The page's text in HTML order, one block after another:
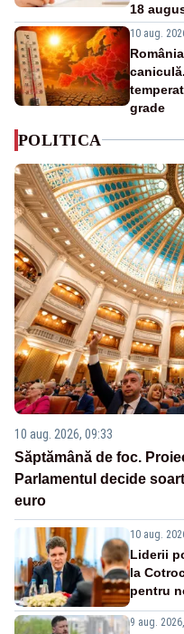
18
10 aug.
grade
POLITICA
10 aug. 2026, 09:33
Săptămână de foc.
Parlamentul decide
euro
10 aug.
Liderii
la
pentru
9 aug.